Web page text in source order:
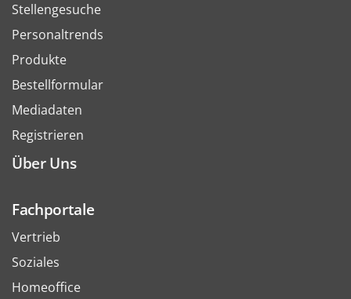
Stellengesuche
Personaltrends
Produkte
Bestellformular
Mediadaten
Registrieren
Über Uns
Fachportale
Vertrieb
Soziales
Homeoffice